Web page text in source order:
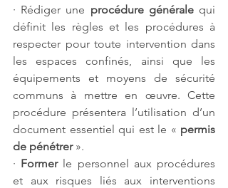
· Rédiger une procédure générale qui
définit les règles et les procédures à
respecter pour toute intervention dans
les espaces confinés, ainsi que les
équipements et moyens de sécurité
communs à mettre en œuvre. Cette
procédure présentera l’utilisation d’un
document essentiel qui est le « permis
de pénétrer ».
· Former le personnel aux procédures
et aux risques liés aux interventions